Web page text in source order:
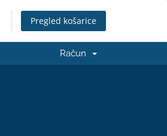
Pregled košarice
Račun